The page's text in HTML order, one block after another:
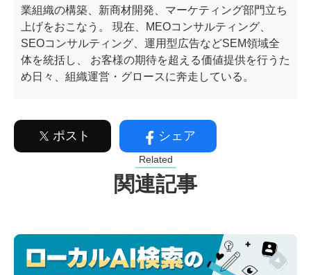
業組織の構築、新商材開発、マーケティング部門立ち
上げをおこなう。 現在、MEOコンサルティング、
SEOコンサルティング、運用型広告などSEM領域全
体を統括し、 お客様の期待を超える価値提供を行うた
め日々、組織運営・グロースに奔走している。
ポスト シェア
Related
関連記事